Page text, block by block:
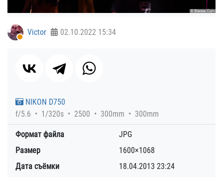
Victor 02.10.2022 15:34
NIKON D750
f/5.6
1/320s 2500 300mm 300mm
Формат файла
JPG
Размер
1600×1068
Дата съёмки
18.04.2013 23:24